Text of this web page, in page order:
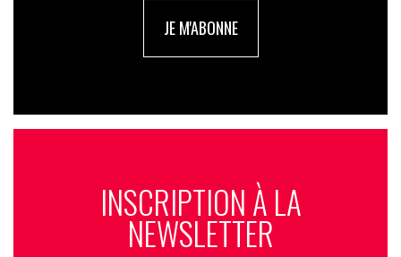
JE M'ABONNE
INSCRIPTION À LA
NEWSLETTER